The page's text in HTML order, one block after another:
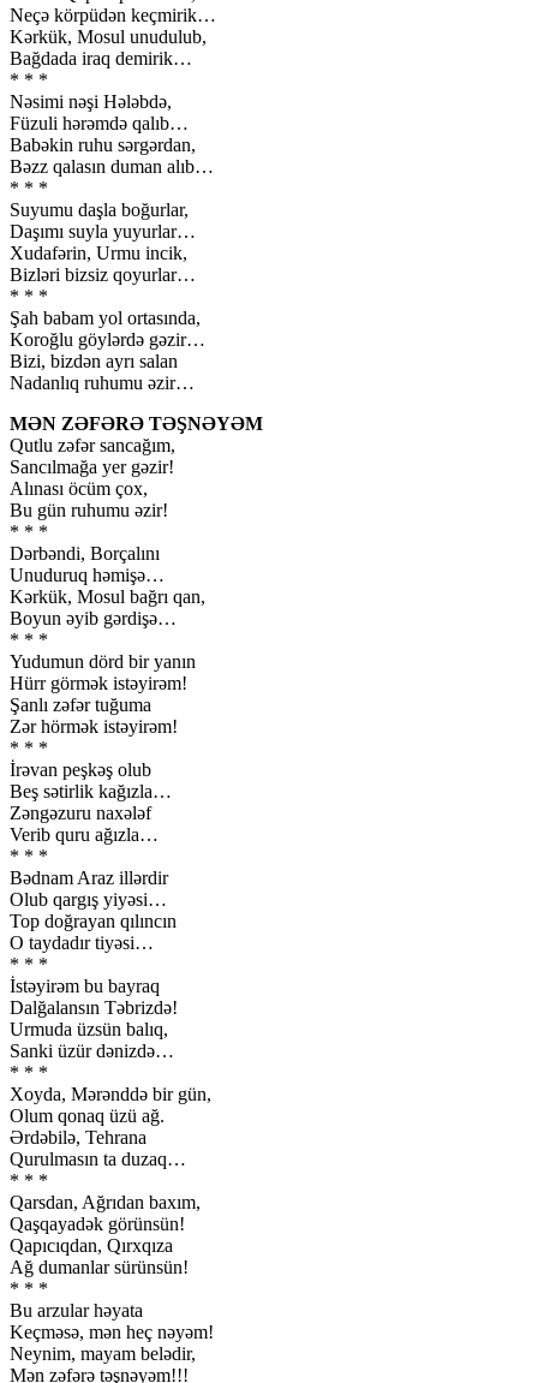
Neçə körpüdən keçmirik…
Kərkük, Mosul unudulub,
Bağdada iraq demirik…
* * *
Nəsimi nəşi Hələbdə,
Füzuli hərəmdə qalıb…
Babəkin ruhu sərgərdan,
Bəzz qalasın duman alıb…
* * *
Suyumu daşla boğurlar,
Daşımı suyla yuyurlar…
Xudafərin, Urmu incik,
Bizləri bizsiz qoyurlar…
* * *
Şah babam yol ortasında,
Koroğlu göylərdə gəzir…
Bizi, bizdən ayrı salan
Nadanlıq ruhumu əzir…
MƏN ZƏFƏRƏ TƏŞNƏYƏM
Qutlu zəfər sancağım,
Sancılmağa yer gəzir!
Alınası öcüm çox,
Bu gün ruhumu əzir!
* * *
Dərbəndi, Borçalını
Unuduruq həmişə…
Kərkük, Mosul bağrı qan,
Boyun əyib gərdişə…
* * *
Yudumun dörd bir yanın
Hürr görmək istəyirəm!
Şanlı zəfər tuğuma
Zər hörmək istəyirəm!
* * *
İrəvan peşkəş olub
Beş sətirlik kağızla…
Zəngəzuru naxələf
Verib quru ağızla…
* * *
Bədnam Araz illərdir
Olub qargış yiyəsi…
Top doğrayan qılıncın
O taydadır tiyəsi…
* * *
İstəyirəm bu bayraq
Dalğalansın Təbrizdə!
Urmuda üzsün balıq,
Sanki üzür dənizdə…
* * *
Xoyda, Mərənddə bir gün,
Olum qonaq üzü ağ.
Ərdəbilə, Tehrana
Qurulmasın ta duzaq…
* * *
Qarsdan, Ağrıdan baxım,
Qaşqayadək görünsün!
Qapıcıqdan, Qırxqıza
Ağ dumanlar sürünsün!
* * *
Bu arzular həyata
Keçməsə, mən heç nəyəm!
Neynim, mayam belədir,
Mən zəfərə təşnəyəm!!!